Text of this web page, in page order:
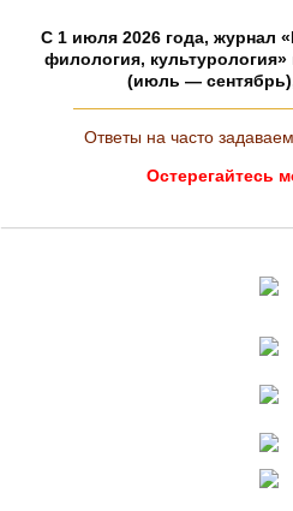
C 1 июля 2026 года, журнал
филология,
(июль —
Ответы на часто
Остерегайтесь